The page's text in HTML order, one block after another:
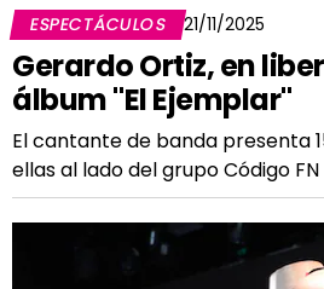
ESPECTÁCULOS 21/11/2025
Gerardo Ortiz, en
álbum "El Ejemplar"
El cantante de banda presenta
ellas al lado del grupo Código FN